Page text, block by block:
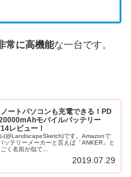
常に高機能な一台です。
ートパソコンも充電できる！PD
モバイルバッテリー
レビュー！
(@LandscapeSketch)です。Amazonで
ッテリーメーカーと言えば「ANKER」と
く名前が似て...
2019.07.29